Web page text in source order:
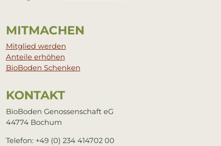
MIT­MA­CHEN
Mitglied werden
Anteile erhöhen
BioBoden Schenken
KON­TAKT
BioBoden Genossenschaft eG
44774 Bochum
Telefon: +49 (0) 234 414702 00